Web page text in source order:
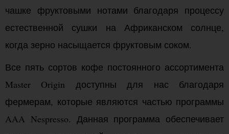
чашке фруктовыми нотами благодаря процессу
естественной сушки на Африканском солнце,
когда зерно насыщается фруктовым соком.
Все пять сортов кофе постоянного ассортимента
Master Origin доступны для нас благодаря
фермерам, которые являются частью программы
AAA Nespresso. Данная программа обеспечивает